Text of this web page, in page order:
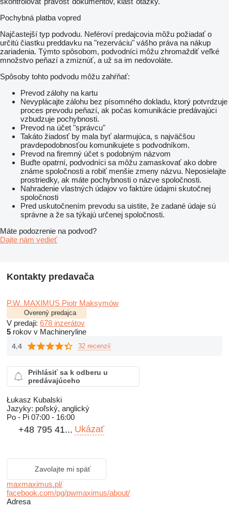
Pochybná platba vopred
Najčastejší typ podvodu. Neféroví predajcovia môžu požiadať o
určitú čiastku preddavku na "rezerváciu" vášho práva na nákup
zariadenia. Týmto spôsobom, podvodníci môžu zhromaždiť veľké
množstvo peňazí a zmiznúť, a už sa im nedovoláte.
Spôsoby tohto podvodu môžu zahŕňať:
Prevod zálohy na kartu
Nevyplácajte zálohu bez písomného dokladu, ktorý potvrdzuje
proces prevodu peňazí, ak počas komunikácie predávajúci
vzbudzuje pochybnosti.
Prevod na účet "správcu"
Takáto žiadosť by mala byť alarmujúca, s najväčšou
pravdepodobnosťou komunikujete s podvodníkom.
Prevod na firemný účet s podobným názvom
Buďte opatrní, podvodníci sa môžu zamaskovať ako dobre
známe spoločnosti a robiť menšie zmeny názvu. Neposielajte
prostriedky, ak máte pochybnosti o názve spoločnosti.
Nahradenie vlastných údajov vo faktúre údajmi skutočnej
spoločnosti
Pred uskutočnením prevodu sa uistite, že zadané údaje sú
správne a že sa týkajú určenej spoločnosti.
Máte podozrenie na podvod?
Dajte nám vedieť
Kontakty predavača
P.W. MAXIMUS Piotr Maksymów
Overený predajca
V predaji: 678 inzerátov
5 rokov v Machineryline
4.4 32 recenzií
Prihlásiť sa k odberu u
predávajúceho
Łukasz Kubalski
Jazyky: poľský, anglický
Po - Pi 07:00 - 16:00
+48 795 41... Ukázať
Zavolajte mi späť
maxmaximus.pl/
facebook.com/pg/pwmaximus/about/
Adresa